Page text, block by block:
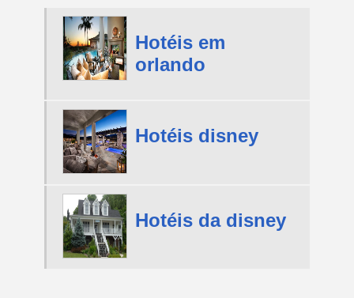
Hotéis em
orlando
Hotéis disney
Hotéis da disney